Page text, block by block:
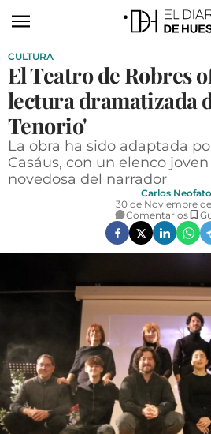
ACTUALIDAD
ECONOMÍA
TECNOLOGÍA
TURISMO
AGROALIMENTACIÓN
OPINIÓN
VÍDEOS
CONTACTAR
AGENDA
CULTURA
El Teatro de Robres
lectura dramatizada
Tenorio'
La obra ha sido adaptada
Casáus, con un elenco
novedosa del narrador
Carlos Neofato
30 de Noviembre
Comentarios